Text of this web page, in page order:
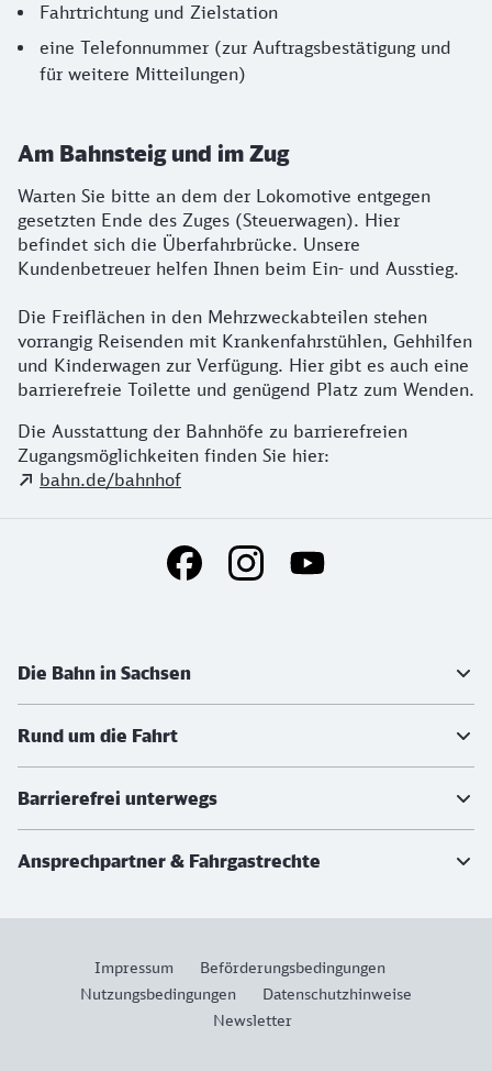
Fahrtrichtung und Zielstation
eine Telefonnummer (zur Auftragsbestätigung und
für weitere Mitteilungen)
Am Bahnsteig und im Zug
Warten Sie bitte an dem der Lokomotive entgegen
gesetzten Ende des Zuges (Steuerwagen). Hier
befindet sich die Überfahrbrücke. Unsere
Kundenbetreuer helfen Ihnen beim Ein- und Ausstieg.
Die Freiflächen in den Mehrzweckabteilen stehen
vorrangig Reisenden mit Krankenfahrstühlen, Gehhilfen
und Kinderwagen zur Verfügung. Hier gibt es auch eine
barrierefreie Toilette und genügend Platz zum Wenden.
Die Ausstattung der Bahnhöfe zu barrierefreien
Zugangsmöglichkeiten finden Sie hier:
bahn.de/bahnhof
Social Media Links
Die Bahn in Sachsen
Rund um die Fahrt
Barrierefrei unterwegs
Ansprechpartner & Fahrgastrechte
Impressum
Beförderungsbedingungen
Nutzungsbedingungen
Datenschutzhinweise
Newsletter